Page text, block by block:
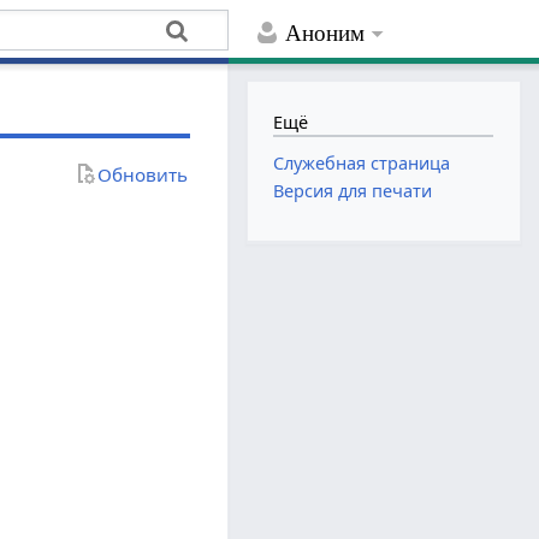
Аноним
Обновить
Ещё
Служебная страница
Версия для печати